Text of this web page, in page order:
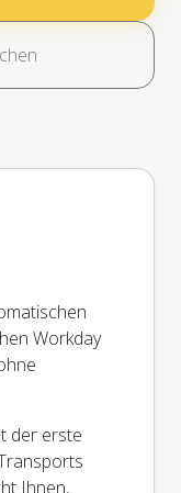
Workday
der erste
Ihnen,